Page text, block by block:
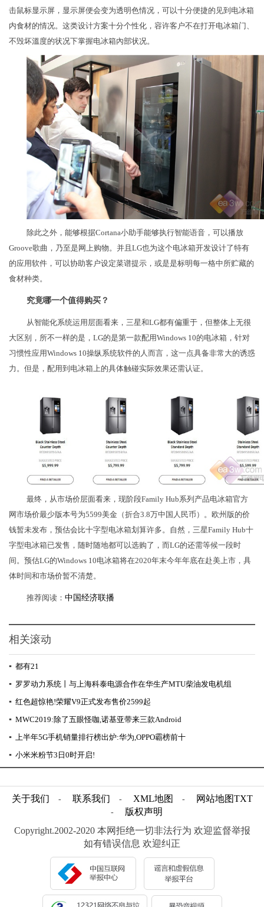
击鼠标显示屏，显示屏便会变为透明色情况，可以十分便捷的见到电冰箱
内食材的情况。这类设计方案十分个性化，容许客户不在打开电冰箱门、
不毁坏溫度的状况下掌握电冰箱內部状况。
除此之外，能够根据Cortana小助手能够执行智能语音，可以播放
Groove歌曲，乃至是网上购物。并且LG也为这个电冰箱开发设计了特有
的应用软件，可以协助客户设定菜谱提示，或是是标明每一格中所贮藏的
食材种类。
究竟哪一个值得购买？
从智能化系统运用层面看来，三星和LG都有偏重于，但整体上无很
大区别，所不一样的是，LG的是第一款配用Windows 10的电冰箱，针对
习惯性应用Windows 10操纵系统软件的人而言，这一点具备非常大的诱惑
力。但是，配用到电冰箱上的具体触碰实际效果还需认证。
最终，从市场价层面看来，现阶段Family Hub系列产品电冰箱官方
网市场价最少版本号为5599美金（折合3.8万中国人民币）。欧州版的价
钱暂未发布，预估会比十字型电冰箱划算许多。自然，三星Family Hub十
字型电冰箱已发售，随时随地都可以选购了，而LG的还需等候一段时
间。预估LG的Windows 10电冰箱将在2020年末今年年底在赴美上市，具
体时间和市场价暂不清楚。
推荐阅读： 中国经济联播
相关滚动
▪ 都有21
▪ 罗罗动力系统丨与上海科泰电源合作在华生产MTU柴油发电机组
▪ 红色超惊艳!荣耀V9正式发布售价2599起
▪ MWC2019:除了五眼怪咖,诺基亚带来三款Android
▪
上半年5G手机销量排行榜出炉:华为,OPPO霸榜前十
▪ 小米米粉节3日0时开启!
关于我们 - 联系我们 - XML地图 - 网站地图TXT
-
版权声明
Copyright.2002-2020 本网拒绝一切非法行为 欢迎监督举报
如有错误信息 欢迎纠正